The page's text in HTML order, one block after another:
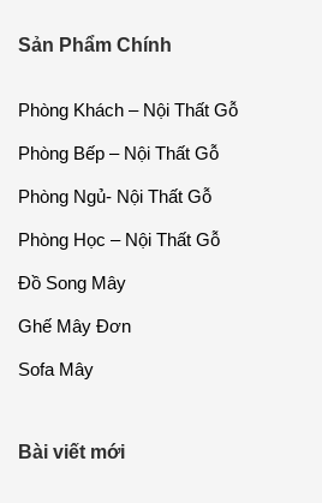
Sản Phẩm Chính
Phòng Khách – Nội Thất Gỗ
Phòng Bếp – Nội Thất Gỗ
Phòng Ngủ- Nội Thất Gỗ
Phòng Học – Nội Thất Gỗ
Đồ Song Mây
Ghế Mây Đơn
Sofa Mây
Bài viết mới